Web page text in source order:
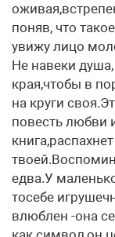
поняв, что
увижу лицо
Не навеки
края,чтобы в
на круги
повесть любви
едва.У
тосебе
влюблен -она